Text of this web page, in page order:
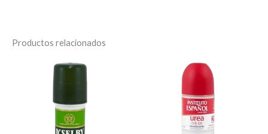
Productos relacionados